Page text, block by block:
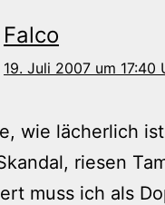
Falco
19. Juli 2007 um 17:40
wie lächerlich
riesen
muss ich als